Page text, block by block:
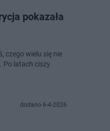
pokazała
czego wielu się nie
Po latach ciszy
dodano 6-4-2026